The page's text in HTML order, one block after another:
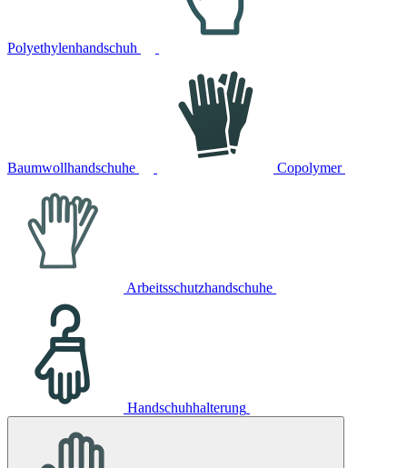
Polyethylenhandschuh
Baumwollhandschuhe Copolymer
Arbeitsschutzhandschuhe
Handschuhhalterung